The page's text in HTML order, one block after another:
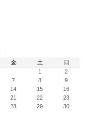
金 土 日
1
2
7 8
9
14 15
16
21 22
23
28 29
30